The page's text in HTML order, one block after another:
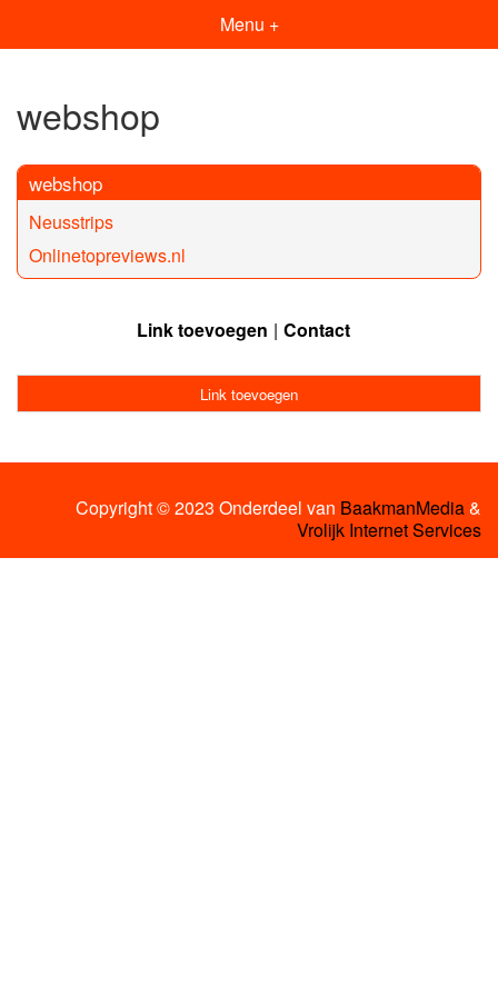
Menu +
webshop
webshop
Neusstrips
Onlinetopreviews.nl
Link toevoegen Contact
Link toevoegen
Copyright © 2023 Onderdeel van BaakmanMedia&
Vrolijk Internet Services